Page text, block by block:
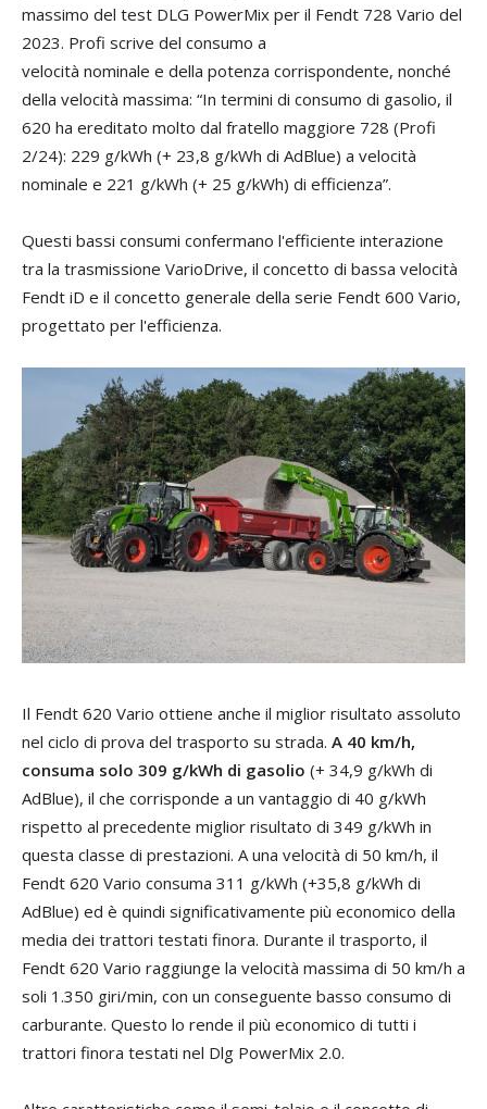
massimo del test DLG PowerMix per il Fendt 728 Vario del
2023. Profi scrive del consumo a
velocità nominale e della potenza corrispondente, nonché
della velocità massima: “In termini di consumo di gasolio, il
620 ha ereditato molto dal fratello maggiore 728 (Profi
2/24): 229 g/kWh (+ 23,8 g/kWh di AdBlue) a velocità
nominale e 221 g/kWh (+ 25 g/kWh) di efficienza”.
Questi bassi consumi confermano l'efficiente interazione
tra la trasmissione VarioDrive, il concetto di bassa velocità
Fendt iD e il concetto generale della serie Fendt 600 Vario,
progettato per l'efficienza.
Il Fendt 620 Vario ottiene anche il miglior risultato assoluto
nel ciclo di prova del trasporto su strada. A 40 km/h,
consuma solo 309 g/kWh di gasolio (+ 34,9 g/kWh di
AdBlue), il che corrisponde a un vantaggio di 40 g/kWh
rispetto al precedente miglior risultato di 349 g/kWh in
questa classe di prestazioni. A una velocità di 50 km/h, il
Fendt 620 Vario consuma 311 g/kWh (+35,8 g/kWh di
AdBlue) ed è quindi significativamente più economico della
media dei trattori testati finora. Durante il trasporto, il
Fendt 620 Vario raggiunge la velocità massima di 50 km/h a
soli 1.350 giri/min, con un conseguente basso consumo di
carburante. Questo lo rende il più economico di tutti i
trattori finora testati nel Dlg PowerMix 2.0.